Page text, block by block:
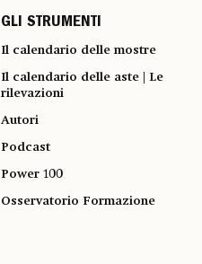
GLI STRUMENTI
Il calendario delle mostre
Il calendario delle aste | Le
rilevazioni
Autori
Podcast
Power 100
Osservatorio Formazione